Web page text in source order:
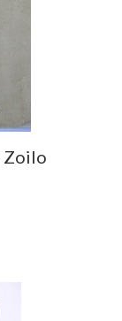
Zoilo